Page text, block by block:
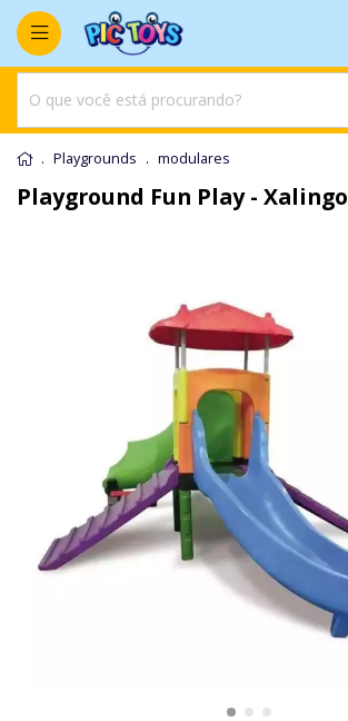
Playgrounds modulares
Playground Fun Play - Xalingo